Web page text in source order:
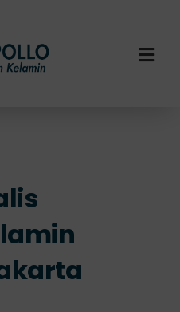
Kami